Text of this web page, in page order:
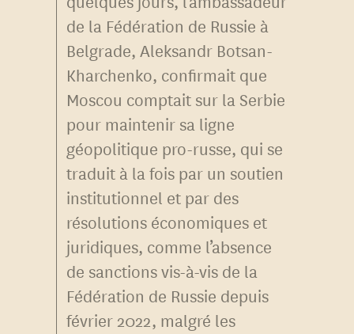
de la Fédération de Russie à
Belgrade, Aleksandr Botsan-
Kharchenko, confirmait que
Moscou comptait sur la Serbie
pour maintenir sa ligne
géopolitique pro-russe, qui se
traduit à la fois par un soutien
institutionnel et par des
résolutions économiques et
juridiques, comme l’absence
de sanctions vis-à-vis de la
Fédération de Russie depuis
février 2022, malgré les